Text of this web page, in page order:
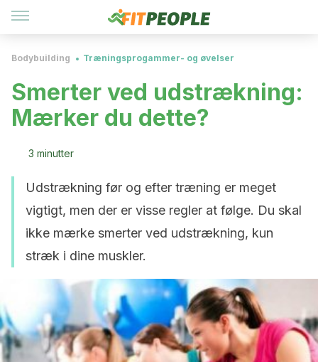
Bodybuilding Træningsprogammer- og øvelser
Smerter ved udstrækning:
Mærker du dette?
3 minutter
Udstrækning før og efter træning er meget
vigtigt, men der er visse regler at følge. Du skal
ikke mærke smerter ved udstrækning, kun
stræk i dine muskler.